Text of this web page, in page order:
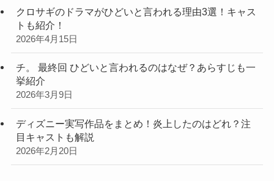
クロサギのドラマがひどいと言われる理由3選！キャス
トも紹介！
2026年4月15日
チ。 最終回 ひどいと言われるのはなぜ？あらすじも一
挙紹介
2026年3月9日
ディズニー実写作品をまとめ！炎上したのはどれ？注
目キャストも解説
2026年2月20日